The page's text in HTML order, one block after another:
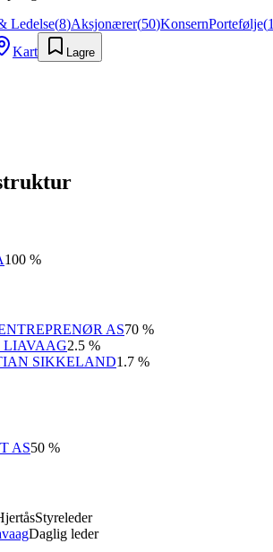
Ledelse(8)Aksjonærer(50)KonsernPortefølje(1
Kart Lagre
100 %
AS70 %
LIAVAAG2.5 %
SIKKELAND1.7 %
AS50 %
Styreleder
Daglig leder